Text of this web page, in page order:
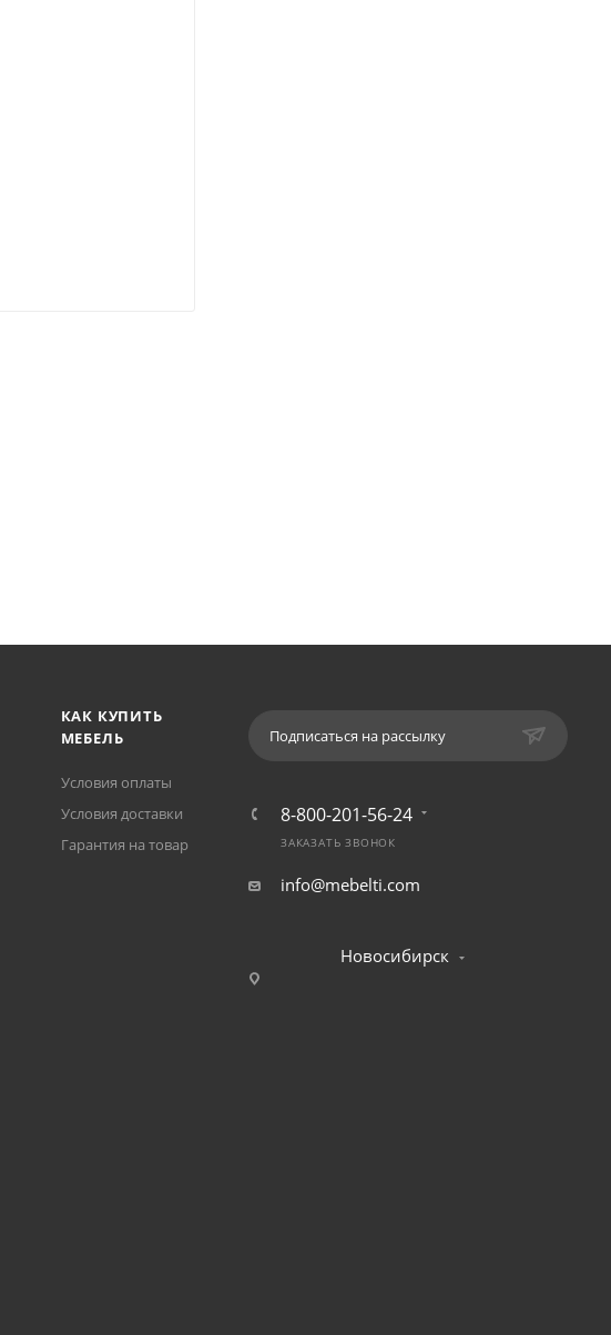
КАК КУПИТЬ
МЕБЕЛЬ
Условия оплаты
Условия доставки
Гарантия на товар
Подписаться на рассылку
8-800-201-56-24
ЗАКАЗАТЬ ЗВОНОК
info@mebelti.com
Новосибирск